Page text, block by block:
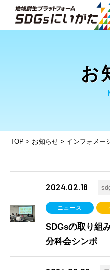
お
TOP > お知らせ > インフォメー
2024.02.18
ニュース
SDGsの取り組
分科会シンポ